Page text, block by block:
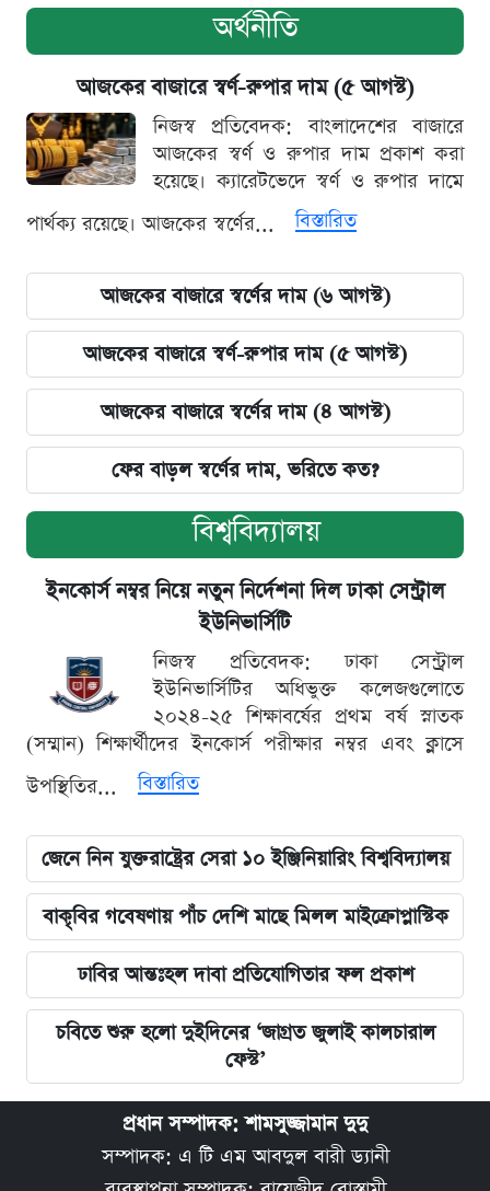
অর্থনীতি
আজকের বাজারে স্বর্ণ-রুপার দাম (৫ আগস্ট)
নিজস্ব প্রতিবেদক: বাংলাদেশের বাজারে
আজকের স্বর্ণ ও রুপার দাম প্রকাশ করা
হয়েছে। ক্যারেটভেদে স্বর্ণ ও রুপার দামে
পার্থক্য রয়েছে। আজকের স্বর্ণের...
বিস্তারিত
আজকের বাজারে স্বর্ণের দাম (৬ আগস্ট)
আজকের বাজারে স্বর্ণ-রুপার দাম (৫ আগস্ট)
আজকের বাজারে স্বর্ণের দাম (৪ আগস্ট)
ফের বাড়ল স্বর্ণের দাম, ভরিতে কত?
বিশ্ববিদ্যালয়
ইনকোর্স নম্বর নিয়ে নতুন নির্দেশনা দিল ঢাকা সেন্ট্রাল
ইউনিভার্সিটি
নিজস্ব প্রতিবেদক: ঢাকা সেন্ট্রাল
ইউনিভার্সিটির অধিভুক্ত কলেজগুলোতে
২০২৪-২৫ শিক্ষাবর্ষের প্রথম বর্ষ স্নাতক
(সম্মান) শিক্ষার্থীদের ইনকোর্স পরীক্ষার নম্বর এবং ক্লাসে
উপস্থিতির...
বিস্তারিত
জেনে নিন যুক্তরাষ্ট্রের সেরা ১০ ইঞ্জিনিয়ারিং বিশ্ববিদ্যালয়
বাকৃবির গবেষণায় পাঁচ দেশি মাছে মিলল মাইক্রোপ্লাস্টিক
ঢাবির আন্তঃহল দাবা প্রতিযোগিতার ফল প্রকাশ
চবিতে শুরু হলো দুইদিনের ‘জাগ্রত জুলাই কালচারাল
ফেস্ট’
প্রধান সম্পাদক: শামসুজ্জামান দুদু
সম্পাদক: এ টি এম আবদুল বারী ড্যানী